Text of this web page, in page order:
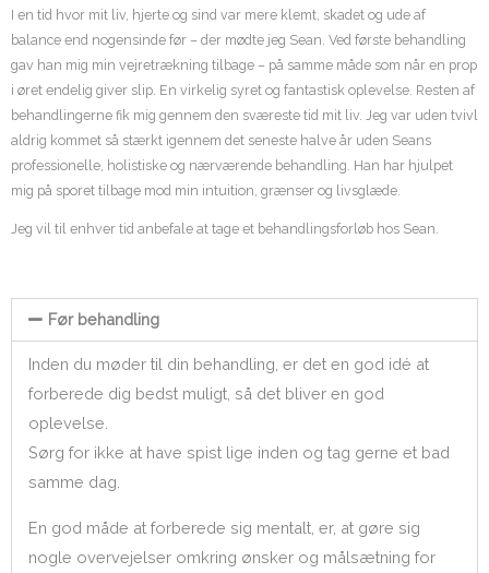
I en tid hvor mit liv, hjerte og sind var mere klemt, skadet og ude af
balance end nogensinde før – der mødte jeg Sean. Ved første behandling
gav han mig min vejretrækning tilbage – på samme måde som når en prop
i øret endelig giver slip. En virkelig syret og fantastisk oplevelse. Resten af
behandlingerne fik mig gennem den sværeste tid mit liv. Jeg var uden tvivl
aldrig kommet så stærkt igennem det seneste halve år uden Seans
professionelle, holistiske og nærværende behandling. Han har hjulpet
mig på sporet tilbage mod min intuition, grænser og livsglæde.
Jeg vil til enhver tid anbefale at tage et behandlingsforløb hos Sean.
Før behandling
Inden du møder til din behandling, er det en god idé at
forberede dig bedst muligt, så det bliver en god
oplevelse.
Sørg for ikke at have spist lige inden og tag gerne et bad
samme dag.
En god måde at forberede sig mentalt, er, at gøre sig
nogle overvejelser omkring ønsker og målsætning for